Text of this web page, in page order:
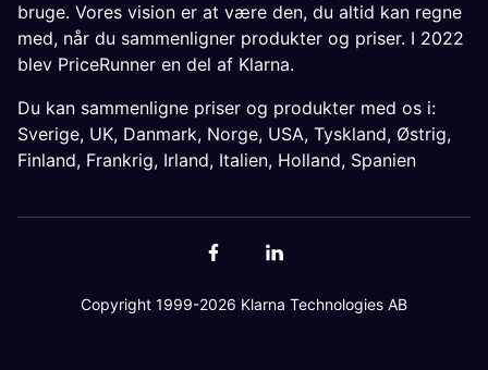
bruge. Vores vision er at være den, du altid kan regne
med, når du sammenligner produkter og priser. I 2022
blev PriceRunner en del af Klarna.
Du kan sammenligne priser og produkter med os i:
Sverige, UK, Danmark, Norge, USA, Tyskland, Østrig,
Finland, Frankrig, Irland, Italien, Holland, Spanien
Copyright 1999-2026 Klarna Technologies AB